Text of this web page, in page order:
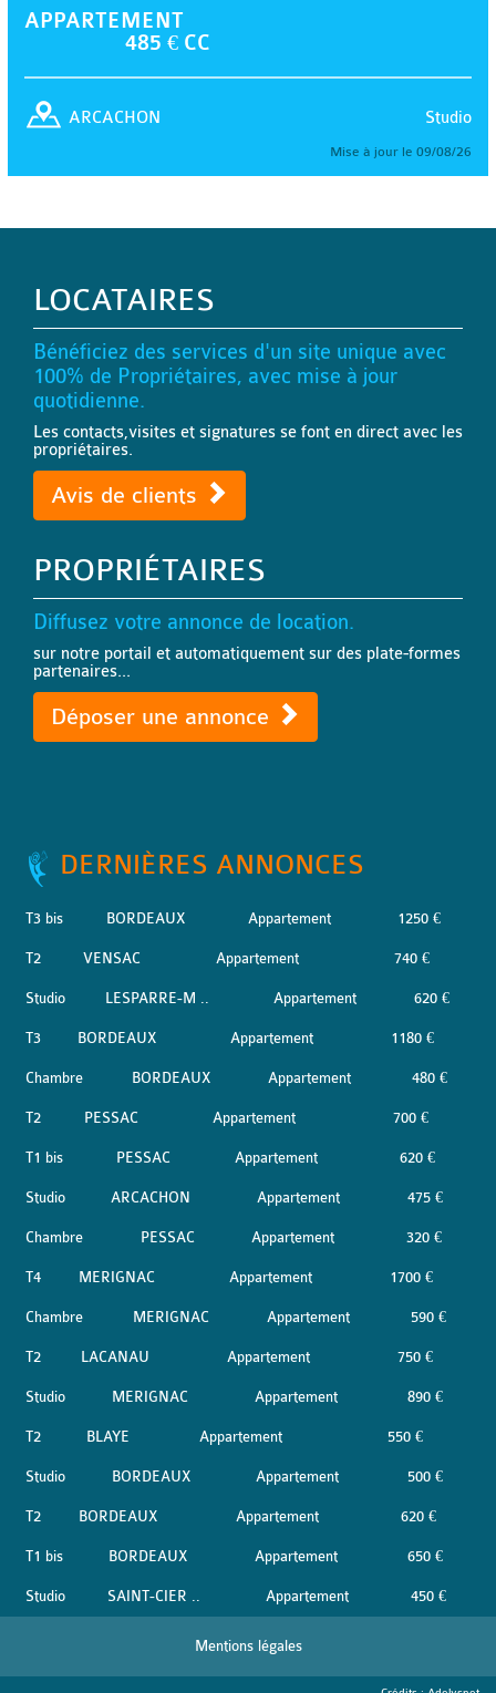
APPARTEMENT
485 € CC
Studio
ARCACHON
Mise à jour le 09/08/26
LOCATAIRES
Bénéficiez des services d'un site unique avec
100% de Propriétaires, avec mise à jour
quotidienne.
Les contacts,visites et signatures se font en direct avec les
propriétaires.
Avis de clients
PROPRIÉTAIRES
Diffusez votre annonce de location.
sur notre portail et automatiquement sur des plate-formes
partenaires...
Déposer une annonce
DERNIÈRES ANNONCES
T3 bis BORDEAUX Appartement 1250 €
T2 VENSAC Appartement 740 €
Studio LESPARRE-M .. Appartement 620 €
T3 BORDEAUX Appartement 1180 €
Chambre BORDEAUX Appartement 480 €
T2 PESSAC Appartement 700 €
T1 bis PESSAC Appartement 620 €
Studio ARCACHON Appartement 475 €
Chambre PESSAC Appartement 320 €
T4 MERIGNAC Appartement 1700 €
Chambre MERIGNAC Appartement 590 €
T2 LACANAU Appartement 750 €
Studio MERIGNAC Appartement 890 €
T2 BLAYE Appartement 550 €
Studio BORDEAUX Appartement 500 €
T2 BORDEAUX Appartement 620 €
T1 bis BORDEAUX Appartement 650 €
Studio SAINT-CIER .. Appartement 450 €
Mentions légales